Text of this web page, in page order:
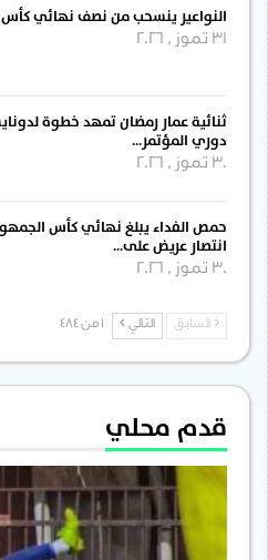
النواعير ينسحب من نصف نهائي كأس
31 تموز , 2026
ثنائية عمار رمضان تمهد خطوة
دوري المؤتمر…
30 تموز , 2026
حمص الفداء يبلغ نهائي كأس
انتصار عريض على…
30 تموز , 2026
السابق التالي
قدم محلي